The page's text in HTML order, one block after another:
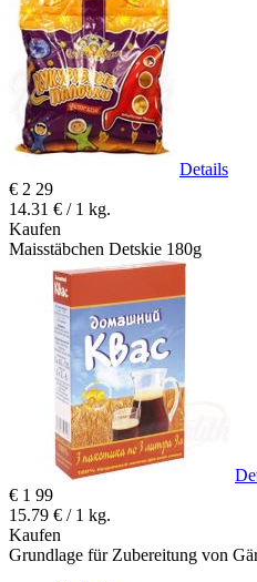
Details
€ 2 29
14.31 € / 1 kg.
Kaufen
Maisstäbchen Detskie 180g
€ 1 99
15.79 € / 1 kg.
Kaufen
Grundlage für Zubereitung von